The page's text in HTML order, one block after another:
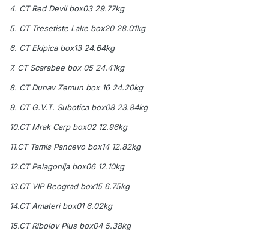
4. CT Red Devil box03 29.77kg
5. CT Tresetiste Lake box20 28.01kg
6. CT Ekipica box13 24.64kg
7. CT Scarabee box 05 24.41kg
8. CT Dunav Zemun box 16 24.20kg
9. CT G.V.T. Subotica box08 23.84kg
10.CT Mrak Carp box02 12.96kg
11.CT Tamis Pancevo box14 12.82kg
12.CT Pelagonija box06 12.10kg
13.CT VIP Beograd box15 6.75kg
14.CT Amateri box01 6.02kg
15.CT Ribolov Plus box04 5.38kg